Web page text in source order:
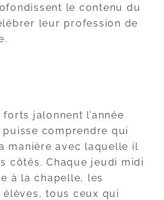
le contenu du
leur profession de
jalonnent l’année
comprendre qui
manière avec laquelle il
côtés. Chaque jeudi midi
à la chapelle, les
élèves, tous ceux qui